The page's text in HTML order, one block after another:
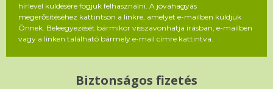
hírlevél küldésére fogjuk felhasználni. A jóváhagyás
megerősítéséhez kattintson a linkre, amelyet e-mailben küldjük
Önnek. Beleegyezését bármikor visszavonhatja írásban, e-mailben
vagy a linken található bármely e-mail címre kattintva.
Biztonságos fizetés